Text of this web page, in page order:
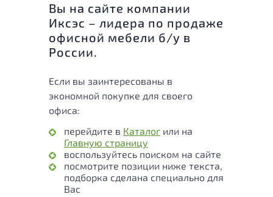
Вы на сайте компании
Иксэс – лидера по продаже
офисной мебели б/у в
России.
Если вы заинтересованы в
экономной покупке для своего
офиса:
перейдите в Каталог или на
Главную страницу
воспользуйтесь поиском на сайте
посмотрите позиции ниже текста,
подборка сделана специально для
Вас